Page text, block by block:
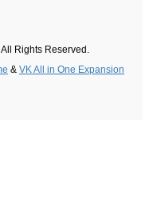
Rights Reserved.
& VK All in One Expansion